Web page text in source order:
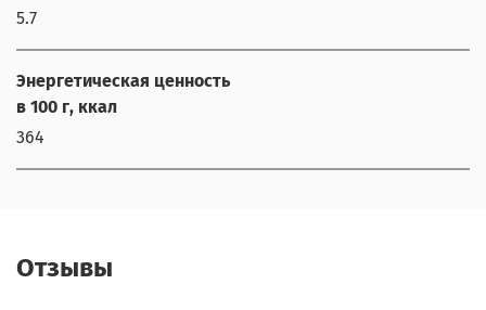
5.7
Энергетическая ценность
в 100 г, ккал
364
Отзывы